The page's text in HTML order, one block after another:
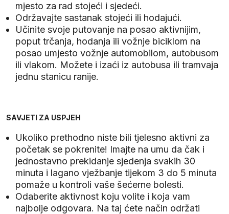
mjesto za rad stojeći i sjedeći.
Održavajte sastanak stojeći ili hodajući.
Učinite svoje putovanje na posao aktivnijim,
poput trčanja, hodanja ili vožnje biciklom na
posao umjesto vožnje automobilom, autobusom
ili vlakom. Možete i izaći iz autobusa ili tramvaja
jednu stanicu ranije.
SAVJETI ZA USPJEH
Ukoliko prethodno niste bili tjelesno aktivni za
početak se pokrenite! Imajte na umu da čak i
jednostavno prekidanje sjedenja svakih 30
minuta i lagano vježbanje tijekom 3 do 5 minuta
pomaže u kontroli vaše šećerne bolesti.
Odaberite aktivnost koju volite i koja vam
najbolje odgovara. Na taj ćete način održati